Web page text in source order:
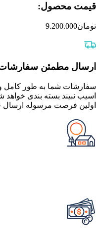
قیمت محصول:​
تومان9.200.000
ارسال مطمئن
سفارشات شما به طور کامل
اسیب نبیند بسته بندی
اولین فرصت مرسوله ارسال